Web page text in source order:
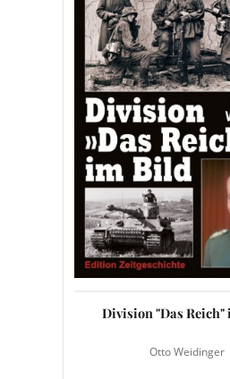
Division "Das
Otto Weidinger